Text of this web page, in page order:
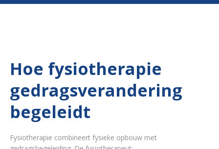
Hoe fysiotherapie
gedragsverandering
begeleidt
Fysiotherapie combineert fysieke opbouw met